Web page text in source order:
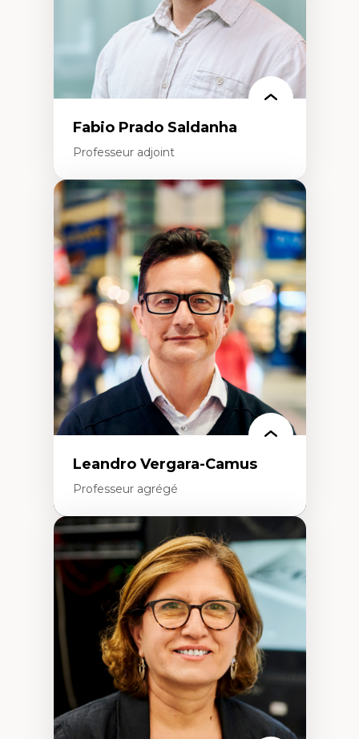
Fabio Prado Saldanha
Professeur adjoint
Expertises
Innovation sociale
Technologies sociales
Entrepreneuriat social et collectif
Approches critiques et décoloniales
Discours, récits et narratologie en
management
Transformation socioéconomique des
communautés marginalisées
Politiques d’inclusion et économie solidaire
Études organisationnelles critiques
Créativité et management culturel
Méthodologies qualitatives
Leandro Vergara-Camus
Professeur agrégé
Expertises
Amérique latine
Théories du développement et
développement alternatif
Théories de l’État
Développement durable
Économie politique
Théories marxistes
Mouvements sociaux
Transition énergétique
Énergies renouvelables